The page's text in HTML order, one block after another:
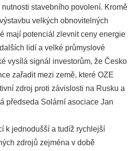
stavebního povolení. Kromě
velkých obnovitelných
mají potenciál zlevnit ceny energie
lidí a velké průmyslové
vysílá signál investorům, že Česko
zařadit mezi země, které OZE
zdroj proti závislosti na Rusku a
předseda Solární asociace Jan
k jednodušší a tudíž rychlejší
zdrojů zejména v době